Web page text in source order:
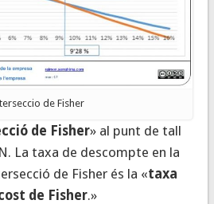
de Fisher
de Fisher» al punt de tall
La taxa de descompte en la
de Fisher és la «taxa
de Fisher.»